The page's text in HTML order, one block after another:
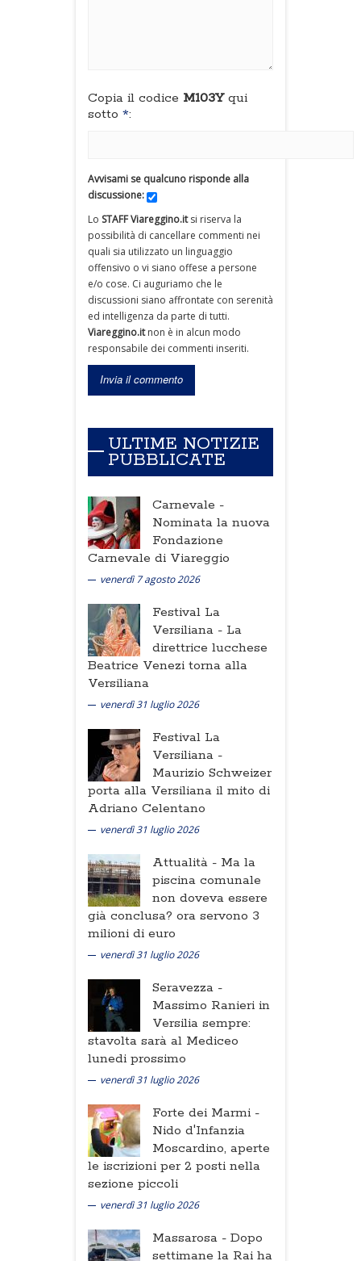
Copia il codice M103Yqui
sotto *:
Avvisami se qualcuno risponde alla
discussione:
Lo STAFF Viareggino.itsi riserva la
possibilità di cancellare commenti nei
quali sia utilizzato un linguaggio
offensivo o vi siano offese a persone
e/o cose. Ci auguriamo che le
discussioni siano affrontate con serenità
ed intelligenza da parte di tutti.
Viareggino.itnon è in alcun modo
responsabile dei commenti inseriti.
ULTIME NOTIZIE
PUBBLICATE
Carnevale -
Nominata la nuova
Fondazione
Carnevale di Viareggio
venerdì 7 agosto 2026
Festival La
Versiliana - La
direttrice lucchese
Beatrice Venezi torna alla
Versiliana
venerdì 31 luglio 2026
Festival La
Versiliana -
Maurizio Schweizer
porta alla Versiliana il mito di
Adriano Celentano
venerdì 31 luglio 2026
Attualità - Ma la
piscina comunale
non doveva essere
già conclusa? ora servono 3
milioni di euro
venerdì 31 luglio 2026
Seravezza -
Massimo Ranieri in
Versilia sempre:
stavolta sarà al Mediceo
lunedi prossimo
venerdì 31 luglio 2026
Forte dei Marmi -
Nido d'Infanzia
Moscardino, aperte
le iscrizioni per 2 posti nella
sezione piccoli
venerdì 31 luglio 2026
Massarosa - Dopo
settimane la Rai ha